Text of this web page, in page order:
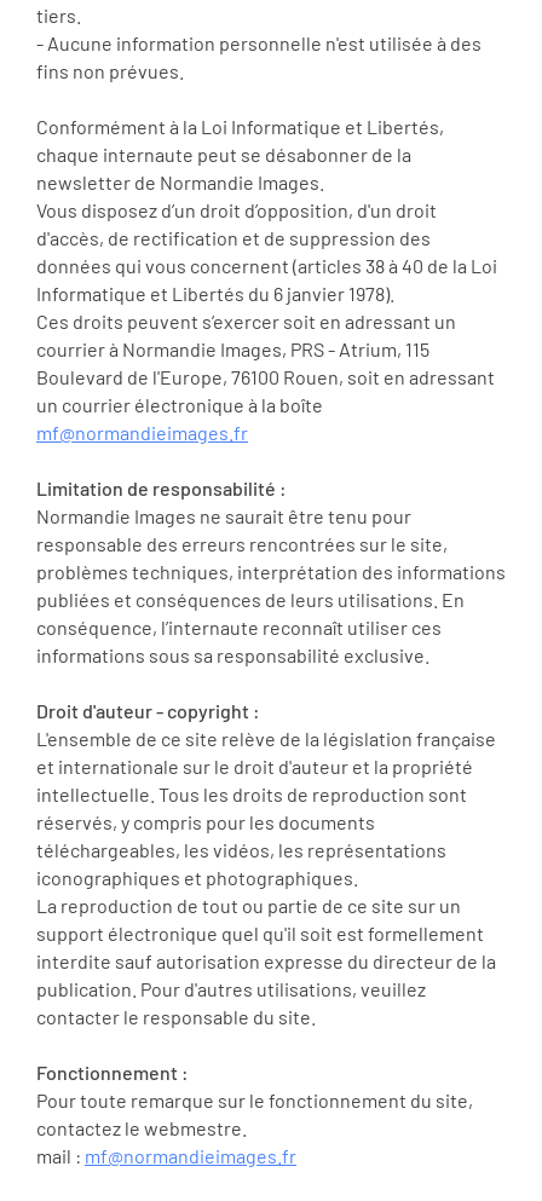
tiers.
- Aucune information personnelle n'est utilisée à des
fins non prévues.
Conformément à la Loi Informatique et Libertés,
chaque internaute peut se désabonner de la
newsletter de Normandie Images.
Vous disposez d’un droit d’opposition, d'un droit
d'accès, de rectification et de suppression des
données qui vous concernent (articles 38 à 40 de la Loi
Informatique et Libertés du 6 janvier 1978).
Ces droits peuvent s’exercer soit en adressant un
courrier à Normandie Images, PRS - Atrium, 115
Boulevard de l'Europe, 76100 Rouen, soit en adressant
un courrier électronique à la boîte
mf@normandieimages.fr
Limitation de responsabilité :
Normandie Images ne saurait être tenu pour
responsable des erreurs rencontrées sur le site,
problèmes techniques, interprétation des informations
publiées et conséquences de leurs utilisations. En
conséquence, l’internaute reconnaît utiliser ces
informations sous sa responsabilité exclusive.
Droit d'auteur - copyright :
L'ensemble de ce site relève de la législation française
et internationale sur le droit d'auteur et la propriété
intellectuelle. Tous les droits de reproduction sont
réservés, y compris pour les documents
téléchargeables, les vidéos, les représentations
iconographiques et photographiques.
La reproduction de tout ou partie de ce site sur un
support électronique quel qu'il soit est formellement
interdite sauf autorisation expresse du directeur de la
publication. Pour d'autres utilisations, veuillez
contacter le responsable du site.
Fonctionnement :
Pour toute remarque sur le fonctionnement du site,
contactez le webmestre.
mail : mf@normandieimages.fr